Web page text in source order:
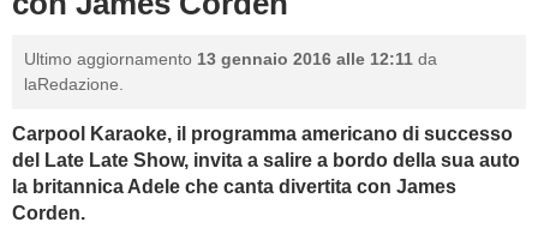
BIOGRAFIE
DEFINIZIONI
GASTRONOMIA
CAPELLI
Ultimo aggiornamento 13 gennaio 2016 alle 12:11 da
laRedazione.
Carpool Karaoke, il programma americano di successo
del Late Late Show, invita a salire a bordo della sua auto
la britannica Adele che canta divertita con James
Corden.